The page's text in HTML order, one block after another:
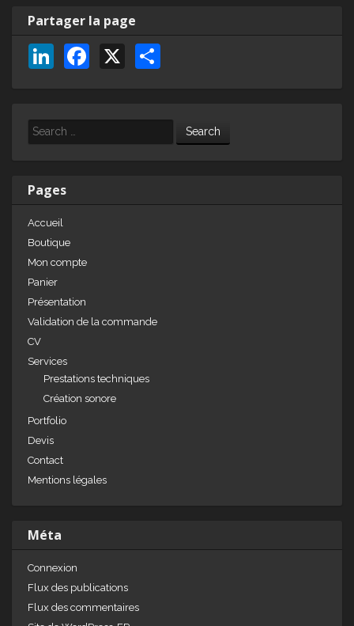
Partager la page
Li
e
n
o
X
Search
Pages
Accueil
Boutique
Mon compte
Panier
Présentation
Validation de la commande
CV
Services
Prestations techniques
Création sonore
Portfolio
Devis
Contact
Mentions légales
Méta
Connexion
Flux des publications
Flux des commentaires